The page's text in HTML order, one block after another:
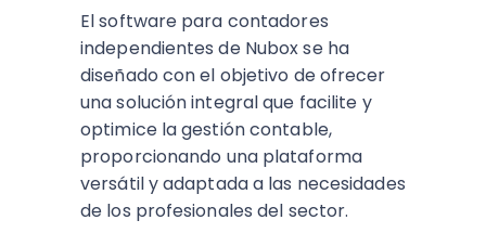
El software para contadores
independientes de Nubox se ha
diseñado con el objetivo de ofrecer
una solución integral que facilite y
optimice la gestión contable,
proporcionando una plataforma
versátil y adaptada a las necesidades
de los profesionales del sector.